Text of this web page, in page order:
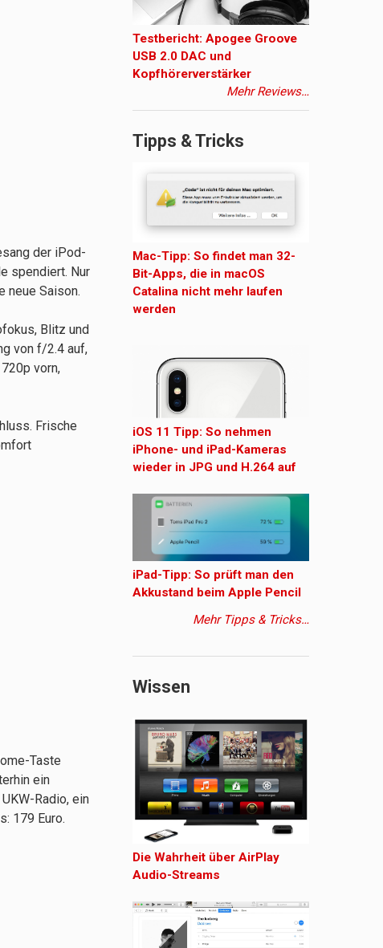
der iPod-
spendiert. Nur
neue Saison.
Blitz und
von f/2.4 auf,
vorn,
Frische
Taste
ein
Radio, ein
179 Euro.
Testbericht: Apogee Groove
USB 2.0 DAC und
Kopfhörerverstärker
Mehr Reviews…
Tipps & Tricks
Mac-Tipp: So findet man 32-
Bit-Apps, die in macOS
Catalina nicht mehr laufen
werden
iOS 11 Tipp: So nehmen
iPhone- und iPad-Kameras
wieder in JPG und H.264 auf
iPad-Tipp: So prüft man den
Akkustand beim Apple Pencil
Mehr Tipps & Tricks…
Wissen
Die Wahrheit über AirPlay
Audio-Streams